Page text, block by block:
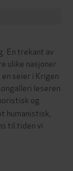
En trekant av
ulike nasjoner
seier i Krigen
leseren
og
humanistisk,
til tiden vi